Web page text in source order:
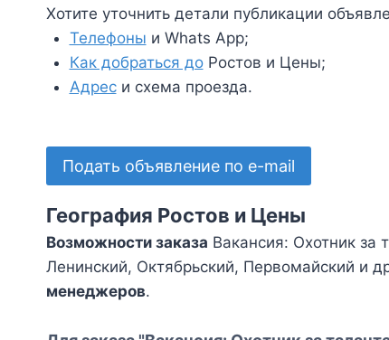
Хотите уточнить детали публикации
Телефоны и Whats App;
Как добраться доРостов и Цены;
Адреси схема проезда.
Подать объявление по e-mail
География Ростов и Цены
Возможности заказа Вакансия: Охотник
Ленинский, Октябрьский, Первомайский и
менеджеров.